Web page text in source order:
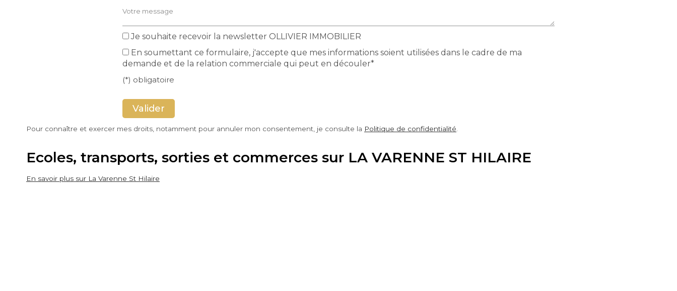
Votre message :
Je souhaite recevoir la newsletter OLLIVIER IMMOBILIER
En soumettant ce formulaire, j'accepte que mes informations soient utilisées dans le cadre de ma
demande et de la relation commerciale qui peut en découler*
(*) obligatoire
Pour connaître et exercer mes droits, notamment pour annuler mon consentement, je consulte la Politique de confidentialité
Ecoles, transports, sorties et commerces sur LA VARENNE ST HILAIRE
En savoir plus sur La Varenne St Hilaire